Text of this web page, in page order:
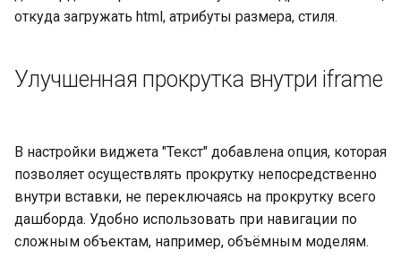
откуда загружать html, атрибуты размера, стиля.
Улучшенная прокрутка внутри iframe
В настройки виджета "Текст" добавлена опция, которая
позволяет осуществлять прокрутку непосредственно
внутри вставки, не переключаясь на прокрутку всего
дашборда. Удобно использовать при навигации по
сложным объектам, например, объёмным моделям.